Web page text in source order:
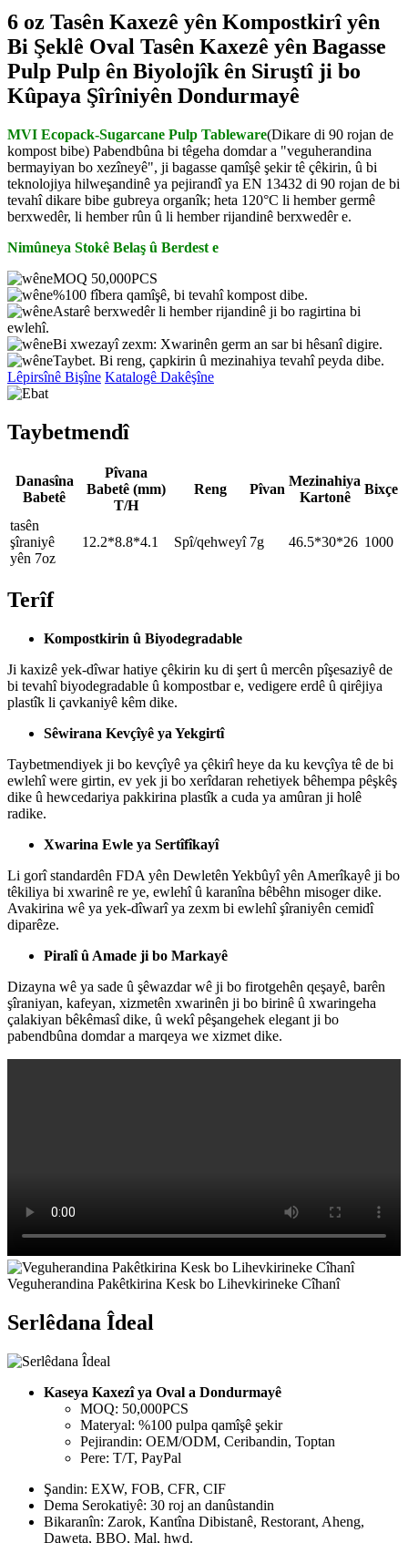
6 oz Tasên Kaxezê yên Kompostkirî yên
Bi Şeklê Oval Tasên Kaxezê yên Bagasse
Pulp Pulp ên Biyolojîk ên Siruştî ji bo
Kûpaya Şîrîniyên Dondurmayê
MVI Ecopack-Sugarcane Pulp Tableware(Dikare di 90 rojan de
kompost bibe) Pabendbûna bi têgeha domdar a "veguherandina
bermayiyan bo xezîneyê", ji bagasse qamîşê şekir tê çêkirin, û bi
teknolojiya hilweşandinê ya pejirandî ya EN 13432 di 90 rojan de bi
tevahî dikare bibe gubreya organîk; heta 120°C li hember germê
berxwedêr, li hember rûn û li hember rijandinê berxwedêr e.
Nimûneya Stokê Belaş û Berdest e
MOQ 50,000PCS
%100 fîbera qamîşê, bi tevahî kompost dibe.
Astarê berxwedêr li hember rijandinê ji bo ragirtina bi
ewlehî.
Bi xwezayî zexm: Xwarinên germ an sar bi hêsanî digire.
Taybet. Bi reng, çapkirin û mezinahiya tevahî peyda dibe.
Lêpirsînê Bişîne Katalogê Dakêşîne
Taybetmendî
Danasîna
Babetê
Pîvana
Babetê (mm)
T/H
Reng Pîvan
Mezinahiya
Kartonê
Bixçe
tasên
şîraniyê
yên 7oz
12.2*8.8*4.1 Spî/qehweyî 7g 46.5*30*26 1000
Terîf
Kompostkirin û Biyodegradable
Ji kaxizê yek-dîwar hatiye çêkirin ku di şert û mercên pîşesaziyê de
bi tevahî biyodegradable û kompostbar e, vedigere erdê û qirêjiya
plastîk li çavkaniyê kêm dike.
Sêwirana Kevçîyê ya Yekgirtî
Taybetmendiyek ji bo kevçîyê ya çêkirî heye da ku kevçîya tê de bi
ewlehî were girtin, ev yek ji bo xerîdaran rehetiyek bêhempa pêşkêş
dike û hewcedariya pakkirina plastîk a cuda ya amûran ji holê
radike.
Xwarina Ewle ya Sertîfîkayî
Li gorî standardên FDA yên Dewletên Yekbûyî yên Amerîkayê ji bo
têkiliya bi xwarinê re ye, ewlehî û karanîna bêbêhn misoger dike.
Avakirina wê ya yek-dîwarî ya zexm bi ewlehî şîraniyên cemidî
diparêze.
Piralî û Amade ji bo Markayê
Dizayna wê ya sade û şêwazdar wê ji bo firotgehên qeşayê, barên
şîraniyan, kafeyan, xizmetên xwarinên ji bo birinê û xwaringeha
çalakiyan bêkêmasî dike, û wekî pêşangehek elegant ji bo
pabendbûna domdar a marqeya we xizmet dike.
Veguherandina Pakêtkirina Kesk bo Lihevkirineke Cîhanî
Serlêdana Îdeal
Kaseya Kaxezî ya Oval a Dondurmayê
MOQ: 50,000PCS
Materyal: %100 pulpa qamîşê şekir
Pejirandin: OEM/ODM, Ceribandin, Toptan
Pere: T/T, PayPal
Şandin: EXW, FOB, CFR, CIF
Dema Serokatiyê: 30 roj an danûstandin
Bikaranîn: Zarok, Kantîna Dibistanê, Restorant, Aheng,
Daweta, BBQ, Mal, hwd.